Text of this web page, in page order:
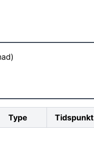
Type Tidspunkt